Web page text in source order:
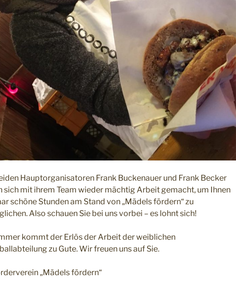
Hauptorganisatoren Frank Buckenauer und Frank Becker
sich mit ihrem Team wieder mächtig Arbeit gemacht, um Ihnen
schöne Stunden am Stand von „Mädels fördern“ zu
Also schauen Sie bei uns vorbei – es lohnt sich!
kommt der Erlös der Arbeit der weiblichen
zu Gute. Wir freuen uns auf Sie.
„Mädels fördern“